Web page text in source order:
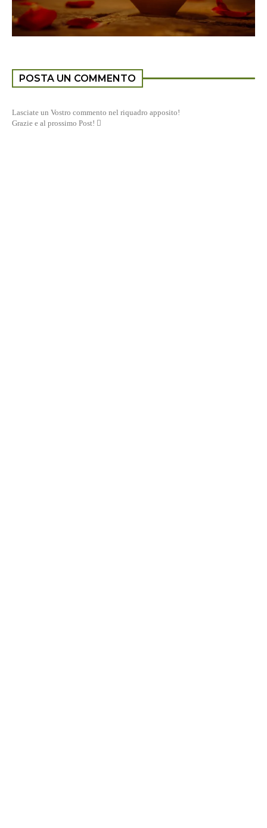
POSTA UN COMMENTO
Lasciate un Vostro commento nel riquadro apposito!
Grazie e al prossimo Post! 